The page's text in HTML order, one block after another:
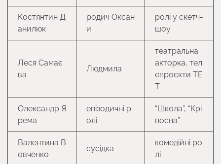
Костянтин Д
анилюк
родич Оксан
и
ролі у скетч-
шоу
Леся Самає
ва
Людмила
театральна
акторка, тел
епроєкти ТЕ
Т
Олександр Я
рема
епізодичні р
олі
“Школа”, “Крі
посна”
Валентина В
овченко
сусідка
комедійні ро
лі